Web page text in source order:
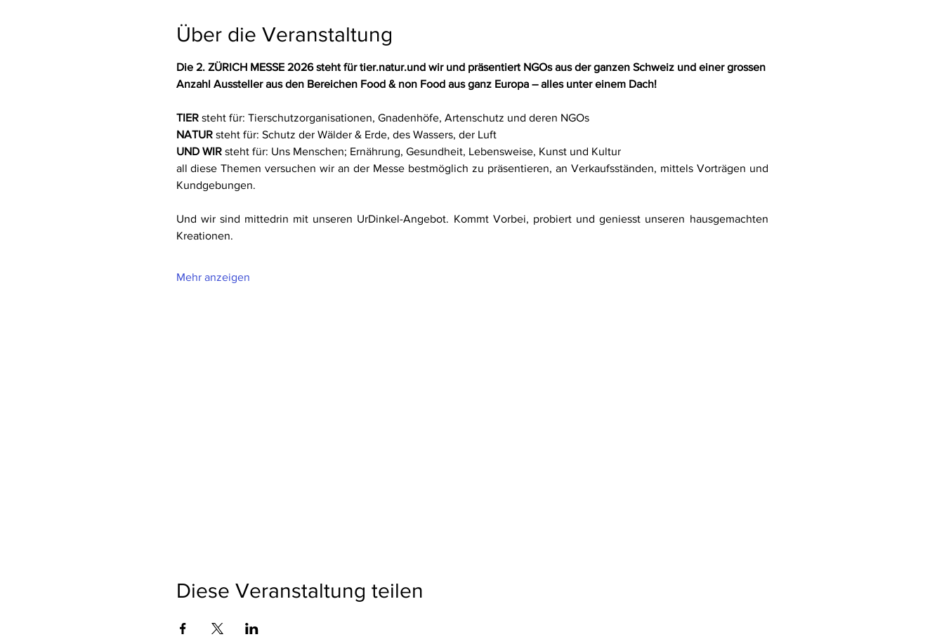
Über die Veranstaltung
Die 2. ZÜRICH MESSE 2026 steht für tier.natur.und wir und präsentiert NGOs aus der ganzen Schweiz und einer grossen
Anzahl Aussteller aus den Bereichen Food & non Food aus ganz Europa – alles unter einem Dach!
TIER steht für: Tierschutzorganisationen, Gnadenhöfe, Artenschutz und deren NGOs
NATUR steht für: Schutz der Wälder & Erde, des Wassers, der Luft
UND WIR steht für: Uns Menschen; Ernährung, Gesundheit, Lebensweise, Kunst und Kultur
all diese Themen versuchen wir an der Messe bestmöglich zu präsentieren, an Verkaufsständen, mittels Vorträgen und
Kundgebungen.
Und wir sind mittedrin mit unseren UrDinkel-Angebot. Kommt Vorbei, probiert und geniesst unseren hausgemachten
Kreationen.
Mehr anzeigen
Diese Veranstaltung teilen